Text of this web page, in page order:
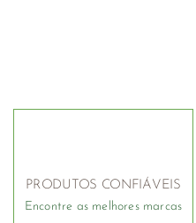
PRODUTOS CONFIÁVEIS
Encontre as melhores marcas